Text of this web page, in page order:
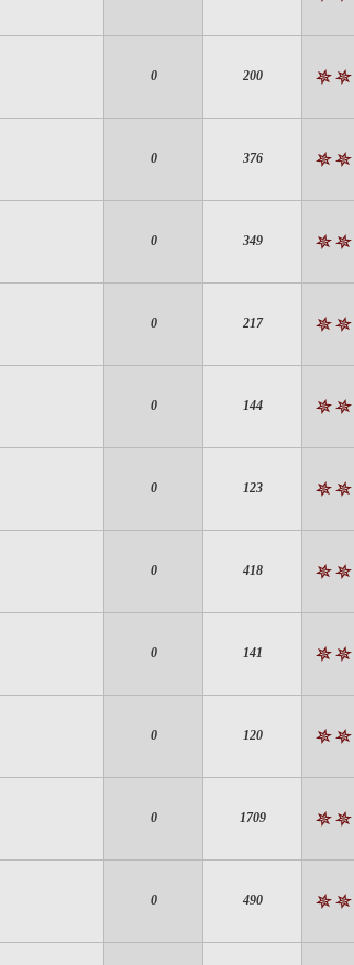
0
200
0
376
0
349
0
217
0
144
0
123
0
418
0
141
0
120
0
1709
0
490